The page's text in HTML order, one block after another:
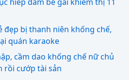
đẹp bị thanh niên khống chế,
quán karaoke
cầm dao khống chế nữ chủ
rồi cướp tài sản